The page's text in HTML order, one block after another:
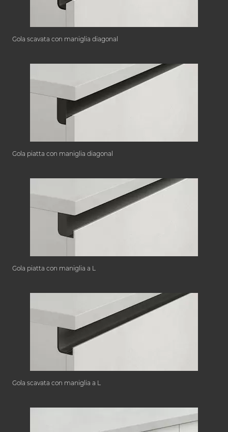
Gola scavata con maniglia diagonal
Gola piatta con maniglia diagonal
Gola piatta con maniglia a L
Gola scavata con maniglia a L